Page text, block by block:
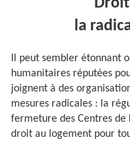
la
Il peut sembler étonnant
humanitaires réputées
joignent à des
mesures radicales : la
fermeture des Centres
droit au logement pour